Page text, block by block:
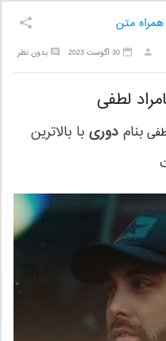
متن
بدون نظر 30 آگوست 2023
لطفی
بنام دوری با بالاترین